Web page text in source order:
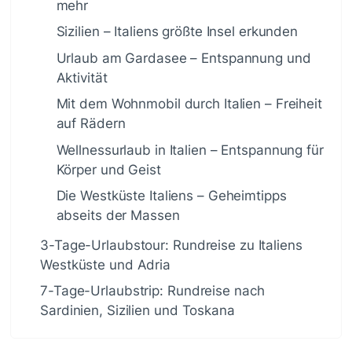
mehr
Sizilien – Italiens größte Insel erkunden
Urlaub am Gardasee – Entspannung und
Aktivität
Mit dem Wohnmobil durch Italien – Freiheit
auf Rädern
Wellnessurlaub in Italien – Entspannung für
Körper und Geist
Die Westküste Italiens – Geheimtipps
abseits der Massen
3-Tage-Urlaubstour: Rundreise zu Italiens
Westküste und Adria
7-Tage-Urlaubstrip: Rundreise nach
Sardinien, Sizilien und Toskana